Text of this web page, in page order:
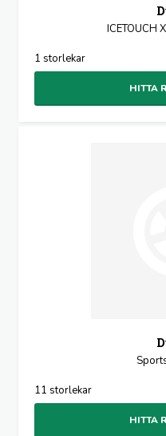
ICETOUCH
1 storlekar
HITTA
11 storlekar
HITTA